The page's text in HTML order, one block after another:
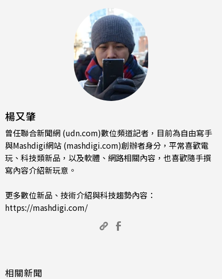
楊又肇
曾任聯合新聞網 (udn.com)數位頻道記者，目前為自由寫手
與Mashdigi網站 (mashdigi.com)創辦者身分，平常喜歡電
玩、科技類新品，以及軟體、網路相關內容，也喜歡隨手撰
寫內容介紹新玩意。
更多數位新品、技術介紹與科技趨勢內容：
https://mashdigi.com/
相關新聞